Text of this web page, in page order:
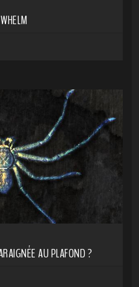
AU PLAFOND ?